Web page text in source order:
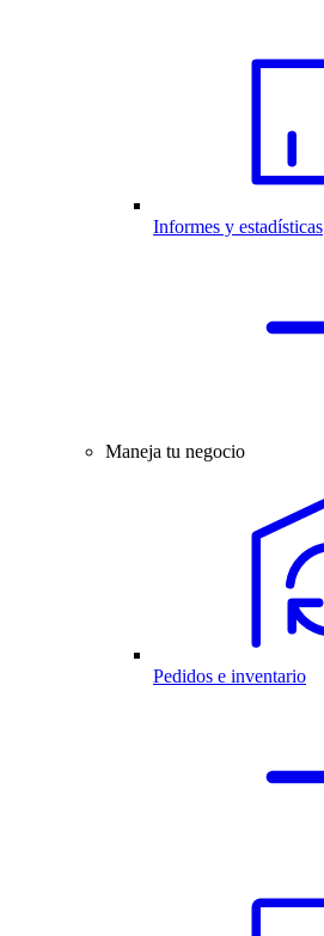
Informes y estadísticas
Maneja tu negocio
Pedidos e inventario